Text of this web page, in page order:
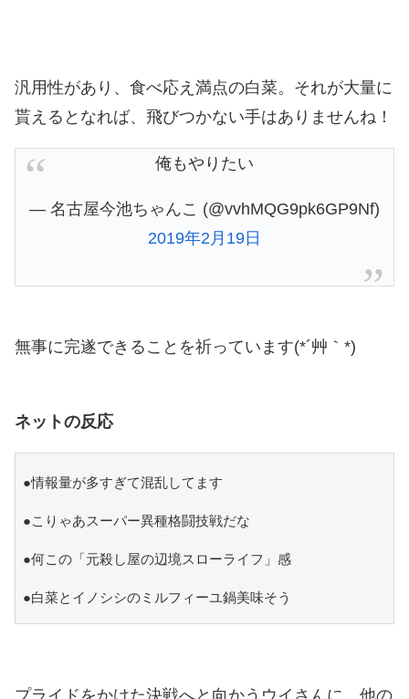
汎用性があり、食べ応え満点の白菜。それが大量に
貰えるとなれば、飛びつかない手はありませんね！
俺もやりたい
— 名古屋今池ちゃんこ (@vvhMQG9pk6GP9Nf)
2019年2月19日
無事に完遂できることを祈っています(*´艸｀*)
ネットの反応
●情報量が多すぎて混乱してます
●こりゃあスーパー異種格闘技戦だな
●何この「元殺し屋の辺境スローライフ」感
●白菜とイノシシのミルフィーユ鍋美味そう